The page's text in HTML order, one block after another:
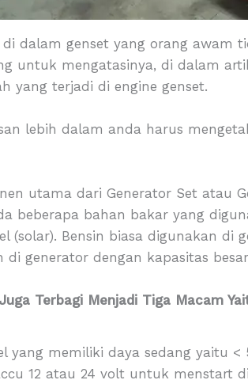
dalam genset yang orang awam
untuk mengatasinya, di dalam
yang terjadi di engine genset.
lebih dalam anda harus
utama dari Generator Set atau
beberapa bahan bakar yang
(solar). Bensin biasa digunakan di
di generator dengan kapasitas
Terbagi Menjadi Tiga Macam
yang memiliki daya sedang yaitu
12 atau 24 volt untuk menstart